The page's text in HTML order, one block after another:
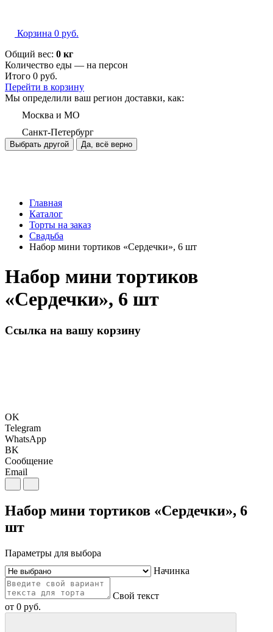
Корзина 0 руб.
Общий вес: 0 кг
Количество еды — на персон
Итого 0 руб.
Перейти в корзину
Мы определили ваш регион доставки, как:
Москва и МО
Санкт-Петербург
Выбрать другой Да, всё верно
Главная
Каталог
Торты на заказ
Свадьба
Набор мини тортиков «Сердечки», 6 шт
Набор мини тортиков
«Сердечки», 6 шт
Ссылка на вашу корзину
OK
Telegram
WhatsApp
BK
Сообщение
Email
Набор мини тортиков «Сердечки», 6
шт
Параметры для выбора
Начинка
Свой текст
от 0 руб.